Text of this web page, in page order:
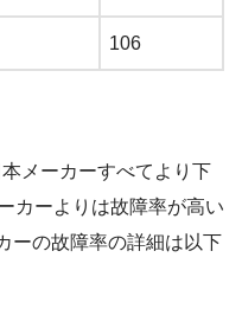
106
メーカーすべてより下
カーよりは故障率が高い
ーの故障率の詳細は以下